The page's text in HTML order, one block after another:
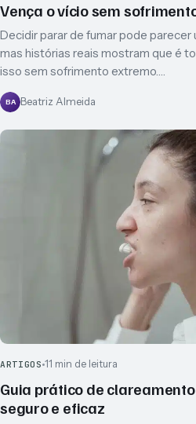
Vença o vício sem
Decidir parar de fumar pode
mas histórias reais mostram que é
isso sem sofrimento extremo.…
BA Beatriz Almeida
ARTIGOS 11 min de leitura
Guia prático de
seguro e eficaz